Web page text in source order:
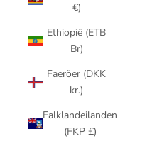
€)
Ethiopië (ETB
Br)
Faeröer (DKK
kr.)
Falklandeilanden
(FKP £)